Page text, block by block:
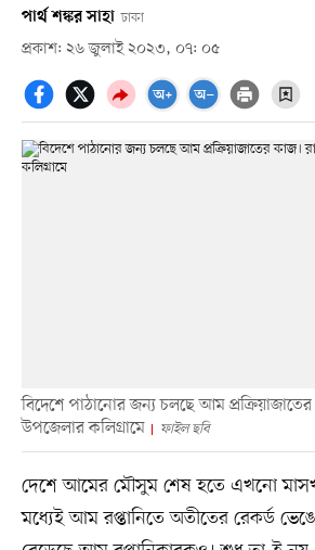
পার্থ শঙ্কর সাহা ঢাকা
প্রকাশ: ২৬ জুলাই ২০২৩, ০৭: ০৫
বিদেশে পাঠানোর জন্য চলছে আম
উপজেলার কলিগ্রামে
ফাইল ছবি
দেশে আমের মৌসুম শেষ হতে এখনো
মধ্যেই আম রপ্তানিতে অতীতের রেকর্ড